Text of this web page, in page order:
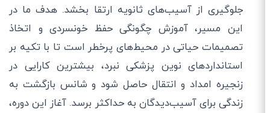
جلوگیری از آسیب‌های ثانویه ارتقا بخشد. هدف ما در
این مسیر، آموزش چگونگی حفظ خونسردی و اتخاذ
تصمیمات حیاتی در محیط‌های پرخطر است تا با تکیه بر
استانداردهای نوین پزشکی نبرد، بیشترین کارایی در
زنجیره امداد و انتقال حاصل شود و شانس بازگشت به
زندگی برای آسیب‌دیدگان به حداکثر برسد. آغاز این دوره،